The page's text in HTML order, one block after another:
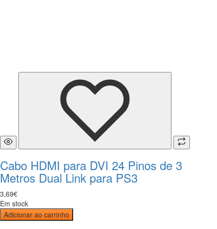
Cabo HDMI para DVI 24 Pinos de 3
Metros Dual Link para PS3
3,69€
Em stock
Adicionar ao carrinho